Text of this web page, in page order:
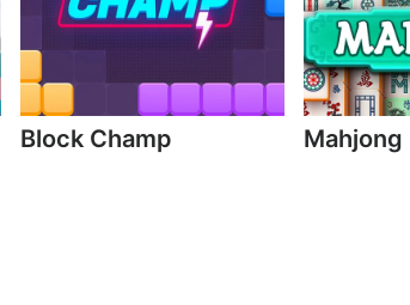
Block Champ Mahjong